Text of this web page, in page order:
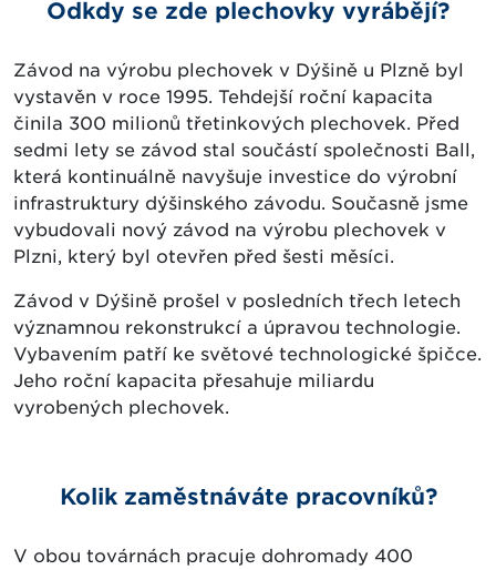
Odkdy se zde plechovky vyrábějí?
Závod na výrobu plechovek v Dýšině u Plzně byl
vystavěn v roce 1995. Tehdejší roční kapacita
činila 300 milionů třetinkových plechovek. Před
sedmi lety se závod stal součástí společnosti Ball,
která kontinuálně navyšuje investice do výrobní
infrastruktury dýšinského závodu. Současně jsme
vybudovali nový závod na výrobu plechovek v
Plzni, který byl otevřen před šesti měsíci.
Závod v Dýšině prošel v posledních třech letech
významnou rekonstrukcí a úpravou technologie.
Vybavením patří ke světové technologické špičce.
Jeho roční kapacita přesahuje miliardu
vyrobených plechovek.
Kolik zaměstnáváte pracovníků?
V obou továrnách pracuje dohromady 400